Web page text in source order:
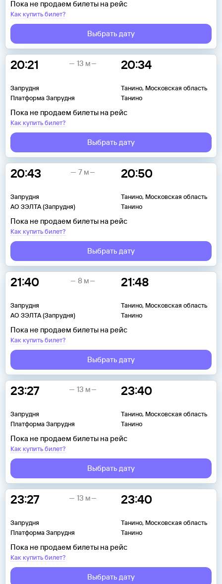
Пока не продаем билеты на рейс
Как купить билет?
Выбрать дату
20:21
Запрудня
Платформа Запрудня
20:34
Танино, Московская область
Танино
13 м
Пока не продаем билеты на рейс
Как купить билет?
Выбрать дату
20:43
Запрудня
АО ЗЭЛТА (Запрудня)
20:50
Танино, Московская область
Танино
7 м
Пока не продаем билеты на рейс
Как купить билет?
Выбрать дату
21:40
Запрудня
АО ЗЭЛТА (Запрудня)
21:48
Танино, Московская область
Танино
8 м
Пока не продаем билеты на рейс
Как купить билет?
Выбрать дату
23:27
Запрудня
Платформа Запрудня
23:40
Танино, Московская область
Танино
13 м
Пока не продаем билеты на рейс
Как купить билет?
Выбрать дату
23:27
Запрудня
Платформа Запрудня
23:40
Танино, Московская область
Танино
13 м
Пока не продаем билеты на рейс
Как купить билет?
Выбрать дату